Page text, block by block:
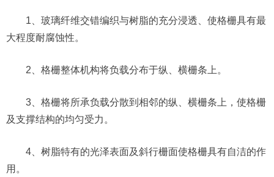
1、玻璃纤维交错编织与树脂的充分浸透、使格栅具有最
大程度耐腐蚀性。
2、格栅整体机构将负载分布于纵、横栅条上。
3、格栅将所承负载分散到相邻的纵、横栅条上，使格栅
及支撑结构的均匀受力。
4、树脂特有的光泽表面及斜行栅面使格栅具有自洁的作
用。